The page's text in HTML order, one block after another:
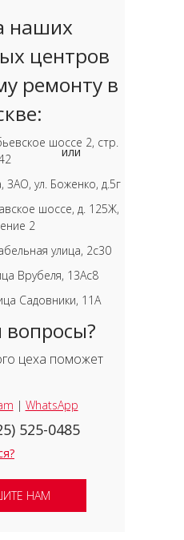
наших
центров
ремонту в
шоссе 2, стр.
ул. Боженко, д.5г
шоссе, д. 125Ж,
2
улица, 2с30
Врубеля, 13Ас8
Садовники, 11А
вопросы?
цеха поможет
| WhatsApp
525-0485
или
НАМ